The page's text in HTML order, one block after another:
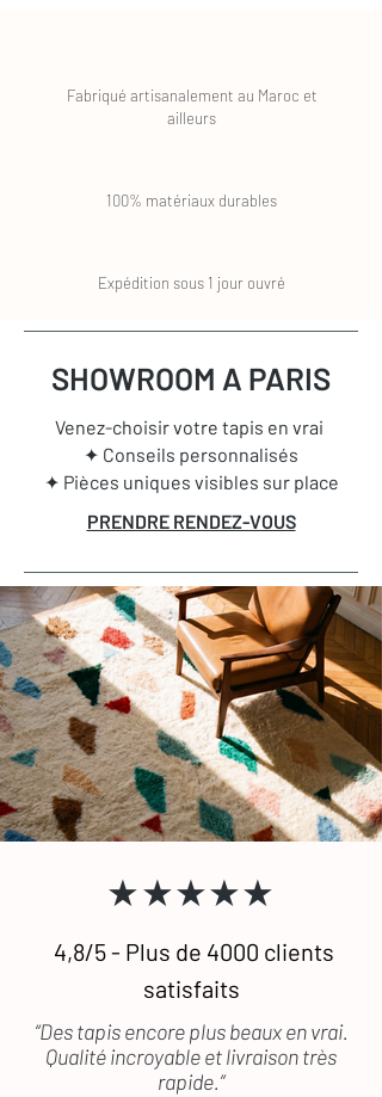
Fabriqué artisanalement au Maroc et
ailleurs
100% matériaux durables
Expédition sous 1 jour ouvré
SHOWROOM A PARIS
Venez-choisir votre tapis en vrai
✦ Conseils personnalisés
✦ Pièces uniques visibles sur place
PRENDRE RENDEZ-VOUS
★★★★★
4,8/5 - Plus de 4000 clients
satisfaits
“Des tapis encore plus beaux en vrai.
Qualité incroyable et livraison très
rapide.”